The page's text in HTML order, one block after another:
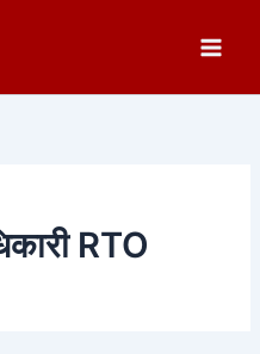
RTO